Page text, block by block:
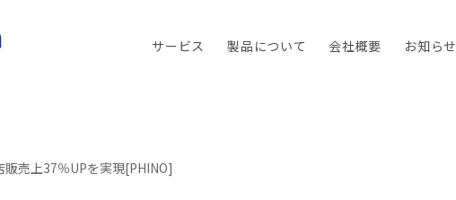
サービス 製品について 会社概要 お知らせ
販売上37％UPを実現[PHINO]